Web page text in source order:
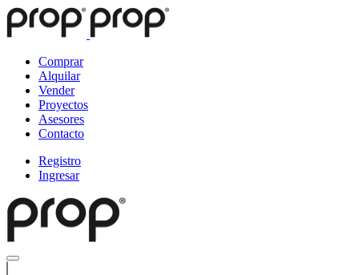
Comprar
Alquilar
Vender
Proyectos
Asesores
Contacto
Registro
Ingresar